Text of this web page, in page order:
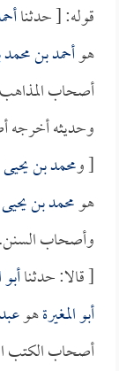
قوله: [ حدثنا
هوأحمد بن
أصحاب المذاهب
وحديثه أخرجه
[ ومحمد بن يحيى
هومحمد بن
وأصحاب السنن.
[ قالا: حدثنا
أبو المغيرةهو
أصحاب الكتب